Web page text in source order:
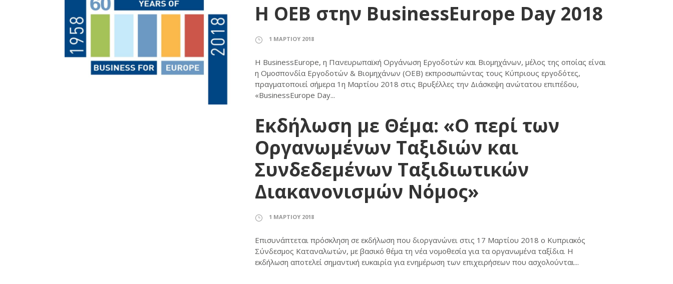
Η ΟΕΒ στην BusinessEurope Day 2018
1 ΜΑΡΤΊΟΥ 2018
Η BusinessEurope, η Πανευρωπαϊκή Οργάνωση Εργοδοτών και Βιομηχάνων, μέλος της οποίας είναι
η Ομοσπονδία Εργοδοτών & Βιομηχάνων (ΟΕΒ) εκπροσωπώντας τους Κύπριους εργοδότες,
πραγματοποιεί σήμερα 1η Μαρτίου 2018 στις Βρυξέλλες την Διάσκεψη ανώτατου επιπέδου,
«BusinessEurope Day...
Εκδήλωση με Θέμα: «Ο περί των
Οργανωμένων Ταξιδιών και
Συνδεδεμένων Ταξιδιωτικών
Διακανονισμών Νόμος»
1 ΜΑΡΤΊΟΥ 2018
Επισυνάπτεται πρόσκληση σε εκδήλωση που διοργανώνει στις 17 Μαρτίου 2018 ο Κυπριακός
Σύνδεσμος Καταναλωτών, με βασικό θέμα τη νέα νομοθεσία για τα οργανωμένα ταξίδια. Η
εκδήλωση αποτελεί σημαντική ευκαιρία για ενημέρωση των επιχειρήσεων που ασχολούνται...